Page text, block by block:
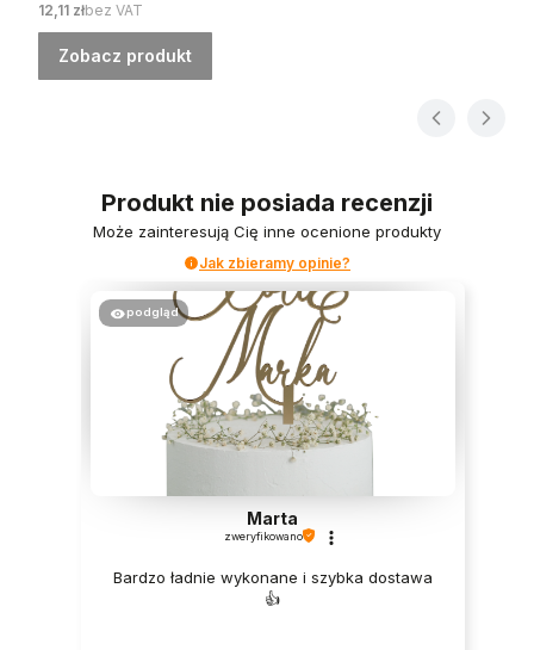
Cena
12,11 złbez VAT
Zobacz produkt
Produkt nie posiada recenzji
Może zainteresują Cię inne ocenione produkty
Jak zbieramy opinie?
podgląd
Marta
zweryfikowano
Bardzo ładnie wykonane i szybka dostawa
👍️